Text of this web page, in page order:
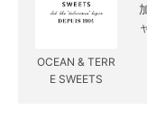
OCEAN & TERR
E SWEETS